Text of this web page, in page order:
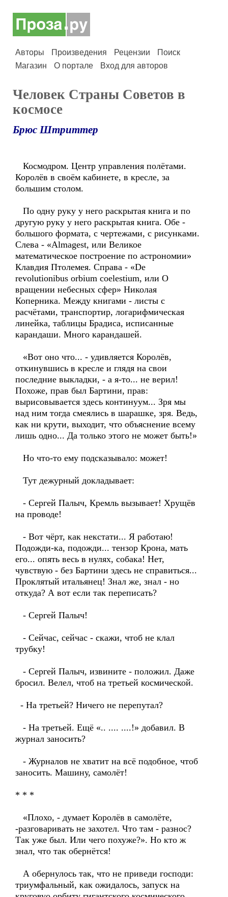
Авторы Произведения Рецензии
Поиск
Магазин
О портале Вход для авторов
Человек Страны Советов в
космосе
Брюс Штриттер
Космодром. Центр управления полётами.
Королёв в своём кабинете, в кресле, за
большим столом.
По одну руку у него раскрытая книга и по
другую руку у него раскрытая книга. Обе -
большого формата, с чертежами, с рисунками.
Слева - «Almagest, или Великое
математическое построение по астрономии»
Клавдия Птолемея. Справа - «De
revolutionibus orbium coelestium, или О
вращении небесных сфер» Николая
Коперника. Между книгами - листы с
расчётами, транспортир, логарифмическая
линейка, таблицы Брадиса, исписанные
карандаши. Много карандашей.
«Вот оно что... - удивляется Королёв,
откинувшись в кресле и глядя на свои
последние выкладки, - а я-то... не верил!
Похоже, прав был Бартини, прав:
вырисовывается здесь континуум... Зря мы
над ним тогда смеялись в шарашке, зря. Ведь,
как ни крути, выходит, что объяснение всему
лишь одно... Да только этого не может быть!»
Но что-то ему подсказывало: может!
Тут дежурный докладывает:
- Сергей Палыч, Кремль вызывает! Хрущёв
на проводе!
- Вот чёрт, как некстати... Я работаю!
Подожди-ка, подожди... тензор Крона, мать
его... опять весь в нулях, собака! Нет,
чувствую - без Бартини здесь не справиться...
Проклятый итальянец! Знал же, знал - но
откуда? А вот если так переписать?
- Сергей Палыч!
- Сейчас, сейчас - скажи, чтоб не клал
трубку!
- Сергей Палыч, извините - положил. Даже
бросил. Велел, чтоб на третьей космической.
- На третьей? Ничего не перепутал?
- На третьей. Ещё «.. .... ....!» добавил. В
журнал заносить?
- Журналов не хватит на всё подобное, чтоб
заносить. Машину, самолёт!
* * *
«Плохо, - думает Королёв в самолёте,
-разговаривать не захотел. Что там - разнос?
Так уже был. Или чего похуже?». Но кто ж
знал, что так обернётся!
А обернулось так, что не приведи господи:
триумфальный, как ожидалось, запуск на